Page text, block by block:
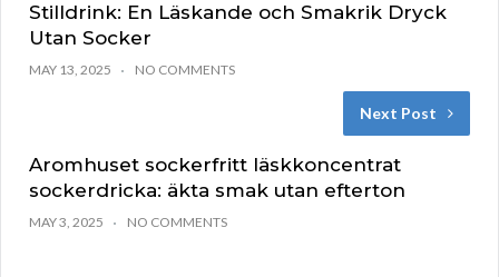
Stilldrink: En Läskande och Smakrik Dryck
Utan Socker
MAY 13, 2025 NO COMMENTS
Next Post
Aromhuset sockerfritt läskkoncentrat
sockerdricka: äkta smak utan efterton
MAY 3, 2025 NO COMMENTS